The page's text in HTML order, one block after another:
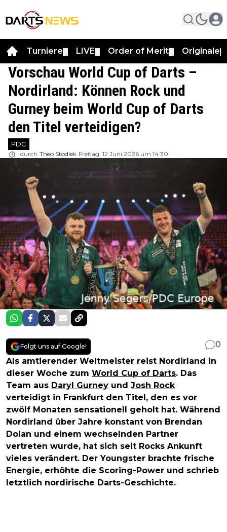
Turniere LIVE Order of Merit Originale
Vorschau World Cup of Darts –
Nordirland: Können Rock und
Gurney beim World Cup of Darts
den Titel verteidigen?
PDC
durch Theo Stodiek Freitag, 12 Juni 2026 um 14:30
Folgt uns auf Google!
0
Als amtierender Weltmeister reist Nordirland in
dieser Woche zum World Cup of Darts. Das
Team aus Daryl Gurney und Josh Rock
verteidigt in Frankfurt den Titel, den es vor
zwölf Monaten sensationell geholt hat. Während
Nordirland über Jahre konstant von Brendan
Dolan und einem wechselnden Partner
vertreten wurde, hat sich seit Rocks Ankunft
vieles verändert. Der Youngster brachte frische
Energie, erhöhte die Scoring-Power und schrieb
letztlich nordirische Darts-Geschichte.